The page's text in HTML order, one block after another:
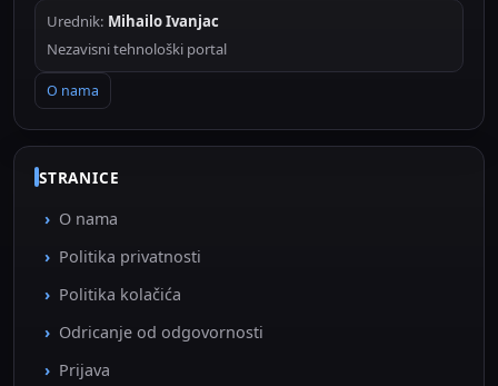
Urednik: Mihailo Ivanjac
Nezavisni tehnološki portal
O nama
STRANICE
O nama
Politika privatnosti
Politika kolačića
Odricanje od odgovornosti
Prijava